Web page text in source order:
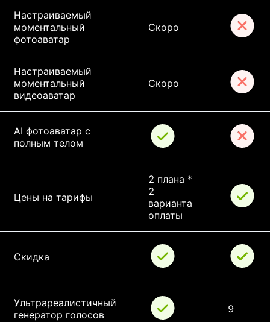
Настраиваемый
моментальный
фотоаватар
Скоро
Настраиваемый
моментальный
видеоаватар
Скоро
AI фотоаватар с
полным телом
Цены на тарифы
2 плана *
2
варианта
оплаты
Скидка
Ультрареалистичный
генератор голосов
9